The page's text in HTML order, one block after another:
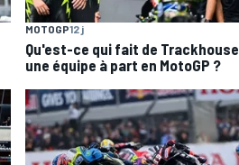
MOTOGP12 j
Qu'est-ce qui fait de Trackhouse
une équipe à part en MotoGP ?